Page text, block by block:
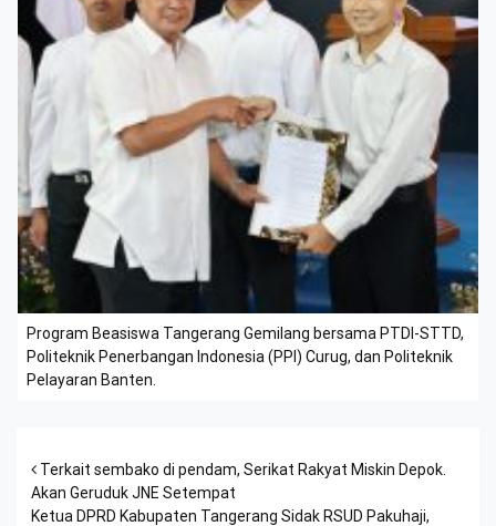
Program Beasiswa Tangerang Gemilang bersama PTDI-STTD,
Politeknik Penerbangan Indonesia (PPI) Curug, dan Politeknik
Pelayaran Banten.
Post navigation
Terkait sembako di pendam, Serikat Rakyat Miskin Depok.
Akan Geruduk JNE Setempat
Ketua DPRD Kabupaten Tangerang Sidak RSUD Pakuhaji,